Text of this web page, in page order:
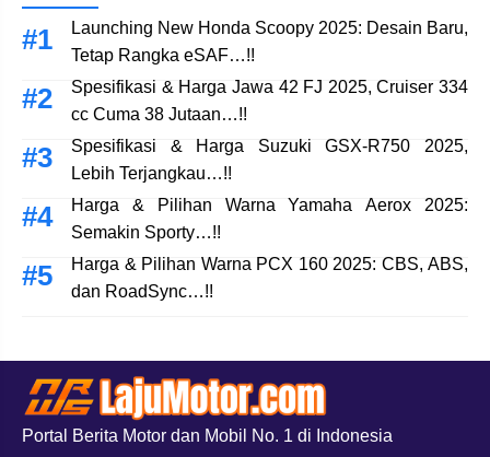
Launching New Honda Scoopy 2025: Desain Baru,
Tetap Rangka eSAF…!!
Spesifikasi & Harga Jawa 42 FJ 2025, Cruiser 334
cc Cuma 38 Jutaan…!!
Spesifikasi & Harga Suzuki GSX-R750 2025,
Lebih Terjangkau…!!
Harga & Pilihan Warna Yamaha Aerox 2025:
Semakin Sporty…!!
Harga & Pilihan Warna PCX 160 2025: CBS, ABS,
dan RoadSync…!!
Portal Berita Motor dan Mobil No. 1 di Indonesia